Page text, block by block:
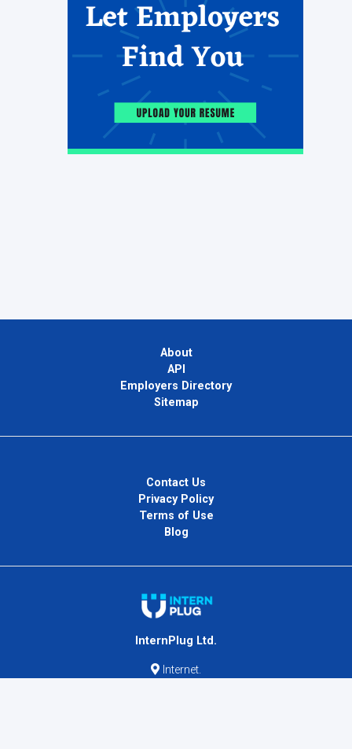
About
API
Employers Directory
Sitemap
Contact Us
Privacy Policy
Terms of Use
Blog
InternPlug Ltd.
Internet.